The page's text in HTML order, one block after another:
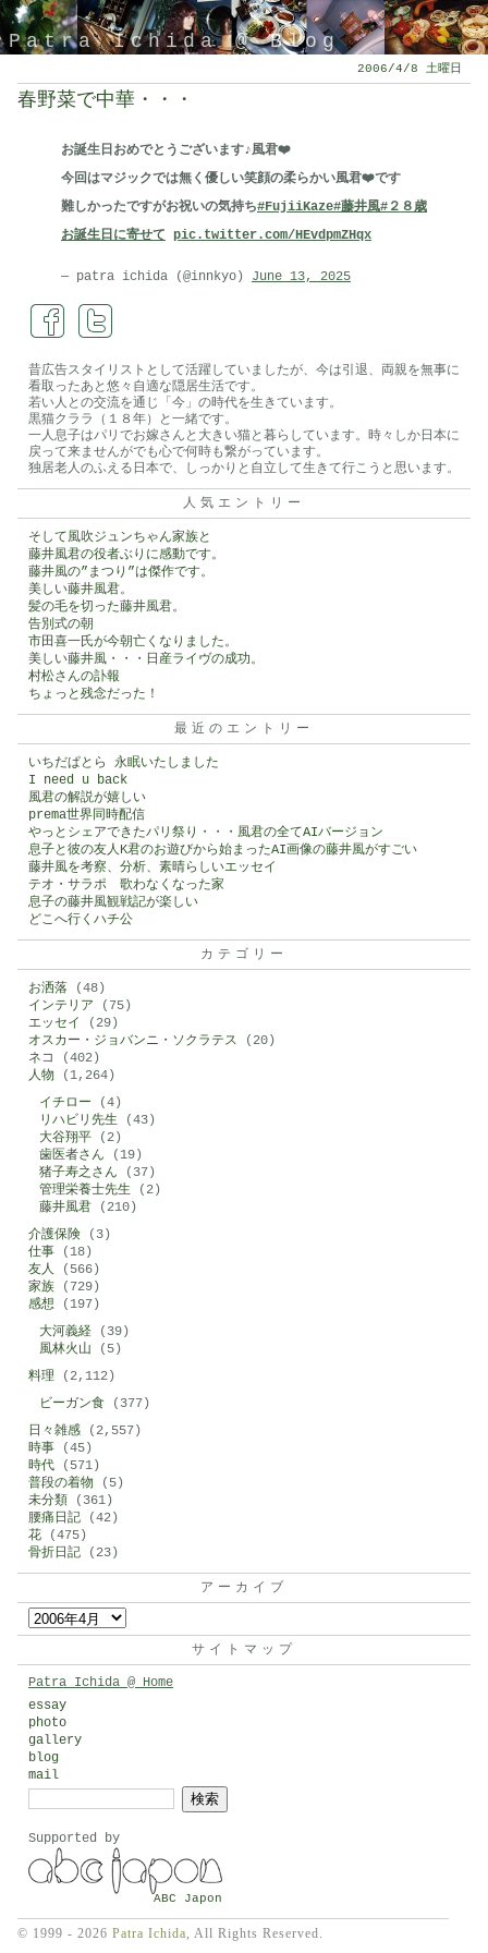
Patra Ichida @ Blog
引退したスタイリストの隠居ブログ
2006/4/8 土曜日
春野菜で中華・・・
お誕生日おめでとうございます♪風君❤️
今回はマジックでは無く優しい笑顔の柔らかい風君❤️です
難しかったですがお祝いの気持ち#FujiiKaze#藤井風#２８歳
お誕生日に寄せて pic.twitter.com/HEvdpmZHqx
— patra ichida (@innkyo) June 13, 2025
昔広告スタイリストとして活躍していましたが、今は引退、両親を無事に
看取ったあと悠々自適な隠居生活です。
若い人との交流を通じ「今」の時代を生きています。
黒猫クララ（１８年）と一緒です。
一人息子はパリでお嫁さんと大きい猫と暮らしています。時々しか日本に
戻って来ませんがでも心で何時も繋がっています。
独居老人のふえる日本で、しっかりと自立して生きて行こうと思います。
人気エントリー
そして風吹ジュンちゃん家族と
藤井風君の役者ぶりに感動です。
藤井風の”まつり”は傑作です。
美しい藤井風君。
髪の毛を切った藤井風君。
告別式の朝
市田喜一氏が今朝亡くなりました。
美しい藤井風・・・日産ライヴの成功。
村松さんの訃報
ちょっと残念だった！
最近のエントリー
いちだぱとら 永眠いたしました
I need u back
風君の解説が嬉しい
prema世界同時配信
やっとシェアできたパリ祭り・・・風君の全てAIバージョン
息子と彼の友人K君のお遊びから始まったAI画像の藤井風がすごい
藤井風を考察、分析、素晴らしいエッセイ
テオ・サラポ 歌わなくなった家
息子の藤井風観戦記が楽しい
どこへ行くハチ公
カテゴリー
お洒落 (48)
インテリア (75)
エッセイ
(29)
オスカー・ジョバンニ・ソクラテス (20)
ネコ
(402)
人物 (1,264)
イチロー (4)
リハビリ先生 (43)
大谷翔平 (2)
歯医者さん (19)
猪子寿之さん (37)
管理栄養士先生 (2)
藤井風君 (210)
介護保険 (3)
仕事 (18)
友人 (566)
家族 (729)
感想 (197)
大河義経 (39)
風林火山 (5)
料理 (2,112)
ビーガン食 (377)
日々雑感 (2,557)
時事 (45)
時代 (571)
普段の着物 (5)
未分類 (361)
腰痛日記 (42)
花 (475)
骨折日記 (23)
アーカイブ
イ
サイトマップ
Patra Ichida @ Home
essay
photo
gallery
blog
mail
Supported by
ABC Japon
© 1999 - 2026 Patra Ichida, All Rights Reserved.